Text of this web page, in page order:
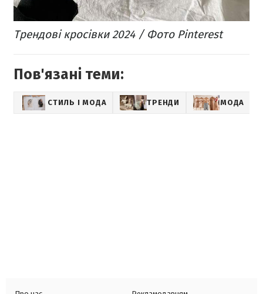
Трендові кросівки 2024 / Фото Pinterest
Пов'язані теми:
СТИЛЬ І МОДА ТРЕНДИ МОДА